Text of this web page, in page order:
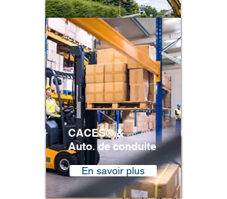
BF HF
En savoir plus
CACES® &
Auto. de conduite
En savoir plus